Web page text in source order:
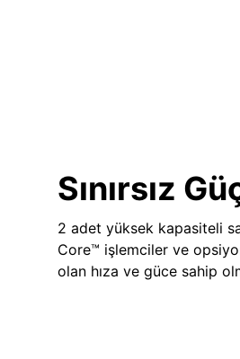
Sınırsız
2 adet yüksek kapasiteli
Core™ işlemciler ve
olan hıza ve güce sahip